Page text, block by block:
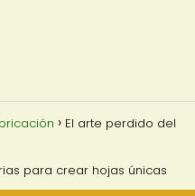
El arte perdido del
para crear hojas únicas